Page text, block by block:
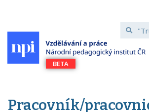
Pracovník/